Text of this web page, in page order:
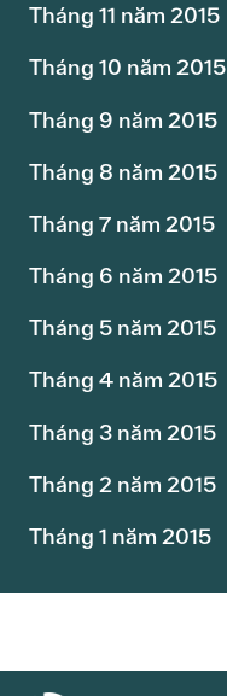
Tháng 11 năm 2015
Tháng 10 năm 2015
Tháng 9 năm 2015
Tháng 8 năm 2015
Tháng 7 năm 2015
Tháng 6 năm 2015
Tháng 5 năm 2015
Tháng 4 năm 2015
Tháng 3 năm 2015
Tháng 2 năm 2015
Tháng 1 năm 2015